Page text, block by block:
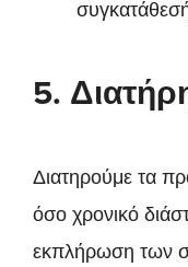
5.
Διατηρούμε τα
όσο χρονικό
εκπλήρωση των